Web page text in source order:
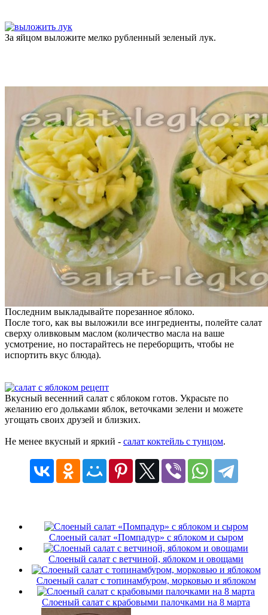
За яйцом выложите мелко рубленный зеленый лук.
Последним выкладывайте порезанное яблоко.
После того, как вы выложили все ингредиенты, полейте салат
сверху оливковым маслом (количество масла на ваше
усмотрение, но постарайтесь не переборщить, чтобы не
испортить вкус блюда).
Вкусный весенний салат с яблоком готов. Украсьте по
желанию его дольками яблок, веточками зелени и можете
угощать своих друзей и близких.
Не менее вкусный и яркий - салат коктейль с тунцом.
Слоеный салат «Помпадур» с яблоком и сыром
Слоеный салат с ветчиной, яблоком и овощами
Слоеный салат с топинамбуром, морковью и яблоком
Слоеный салат с крабовыми палочками на 8 марта